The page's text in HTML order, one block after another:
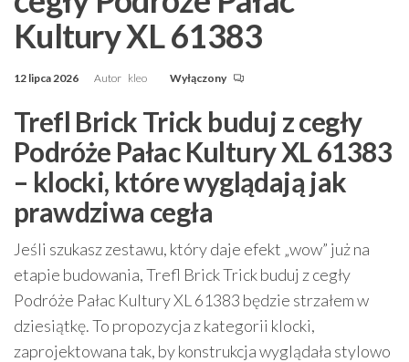
Kultury XL 61383
12 lipca 2026 Autor kleo Wyłączony
Trefl Brick Trick buduj z cegły
Podróże Pałac Kultury XL 61383
– klocki, które wyglądają jak
prawdziwa cegła
Jeśli szukasz zestawu, który daje efekt „wow” już na
etapie budowania, Trefl Brick Trick buduj z cegły
Podróże Pałac Kultury XL 61383 będzie strzałem w
dziesiątkę. To propozycja z kategorii klocki,
zaprojektowana tak, by konstrukcja wyglądała stylowo